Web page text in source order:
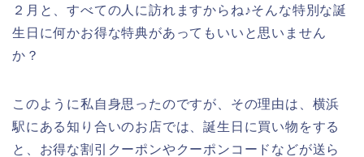
２月と、すべての人に訪れますからね♪そんな特別な誕
生日に何かお得な特典があってもいいと思いません
か？
このように私自身思ったのですが、その理由は、横浜
駅にある知り合いのお店では、誕生日に買い物をする
と、お得な割引クーポンやクーポンコードなどが送ら